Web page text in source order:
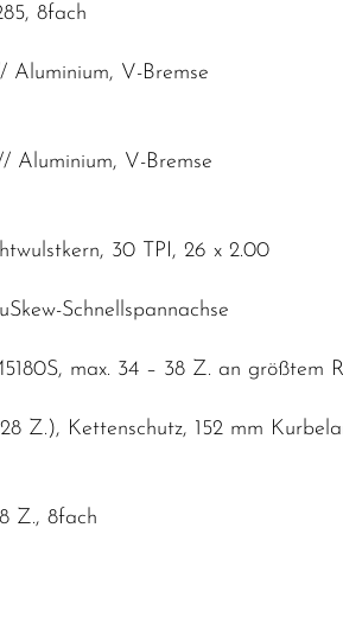
8fach
Aluminium, V-Bremse
Aluminium, V-Bremse
30 TPI, 26 x 2.00
Schnellspannachse
max. 34 – 38 Z. an größtem
Z.), Kettenschutz, 152 mm
Z., 8fach